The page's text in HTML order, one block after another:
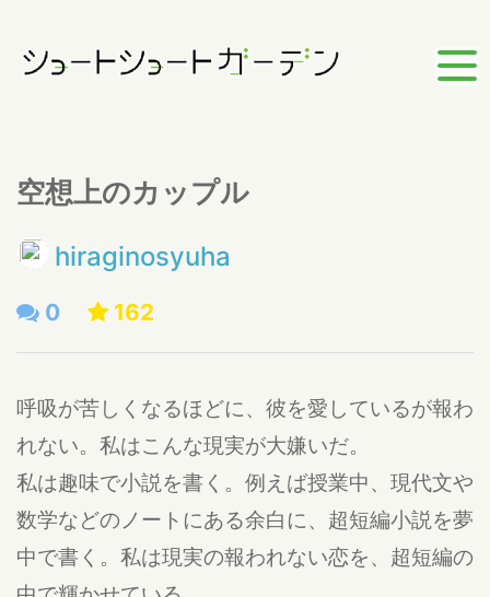
空想上のカップル
hiraginosyuha
0 162
呼吸が苦しくなるほどに、彼を愛しているが報わ
れない。私はこんな現実が大嫌いだ。
私は趣味で小説を書く。例えば授業中、現代文や
数学などのノートにある余白に、超短編小説を夢
中で書く。私は現実の報われない恋を、超短編の